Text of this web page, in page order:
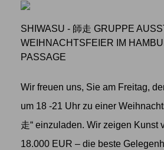
SHIWASU - 師走 GRUPPE
WEIHNACHTSFEIER IM
PASSAGE
Wir freuen uns, Sie am Freitag,
um 18 -21 Uhr zu einer
走“ einzuladen. Wir zeigen Kunst
18.000 EUR – die beste